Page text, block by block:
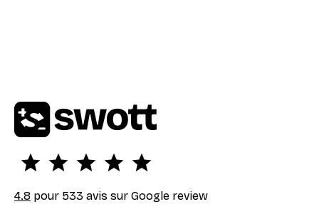
4.8 pour 533 avis sur Google review